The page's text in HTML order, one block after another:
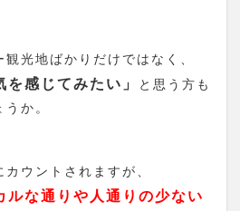
光地ばかりだけではなく、
を感じてみたい」
と思う方も
か。
ウントされますが、
ルな通りや人通りの少ない